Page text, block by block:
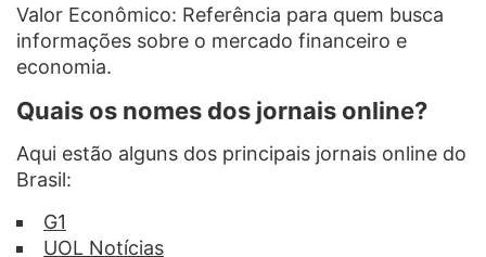
Valor Econômico: Referência para quem busca
informações sobre o mercado financeiro e
economia.
Quais os nomes dos jornais online?
Aqui estão alguns dos principais jornais online do
Brasil:
G1
UOL Notícias